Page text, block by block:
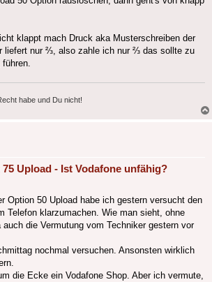
klappt mach Druck aka Musterschreiben der
liefert nur ⅔, also zahle ich nur ⅔ das sollte zu
führen.
habe und Du nicht!
Upload - Ist Vodafone unfähig?
Option 50 Upload habe ich gestern versucht den
Telefon klarzumachen. Wie man sieht, ohne
auch die Vermutung vom Techniker gestern vor
nochmal versuchen. Ansonsten wirklich
die Ecke ein Vodafone Shop. Aber ich vermute,